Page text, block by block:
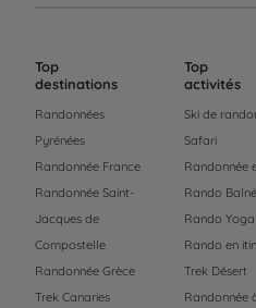
Top
destinations
Randonnées
Pyrénées
Randonnée France
Randonnée Saint-
Jacques de
Compostelle
Randonnée Grèce
Trek Canaries
Top
activités
Ski de
Safari
Randonnée
Rando
Rando Yoga
Rando en
Trek Désert
Randonnée